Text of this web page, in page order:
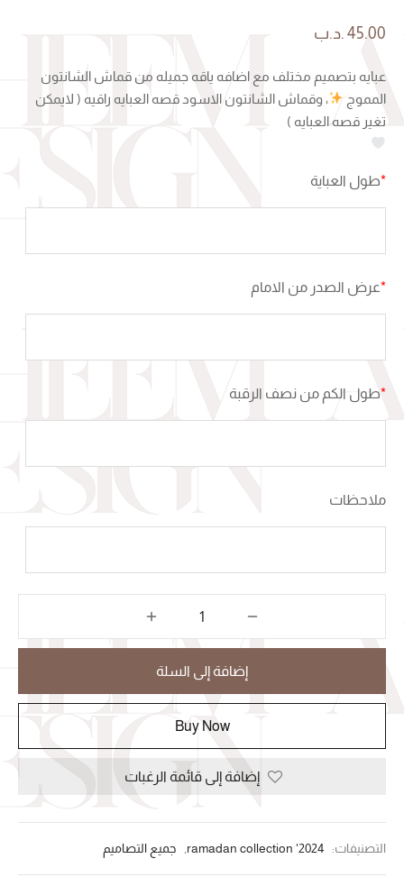
45.00 .د.ب
عبايه بتصميم مختلف مع اضافه ياقه جميله من قماش الشانتون
المموج
، وقماش الشانتون الاسود قصه العبايه راقيه ( لايمكن
تغير قصه العبايه )
*طول العباية
*عرض الصدر من الامام
*طول الكم من نصف الرقبة
ملاحظات
إضافة إلى السلة
Buy Now
إضافة إلى قائمة الرغبات
التصنيفات: ramadan collection '2024
, جميع التصاميم